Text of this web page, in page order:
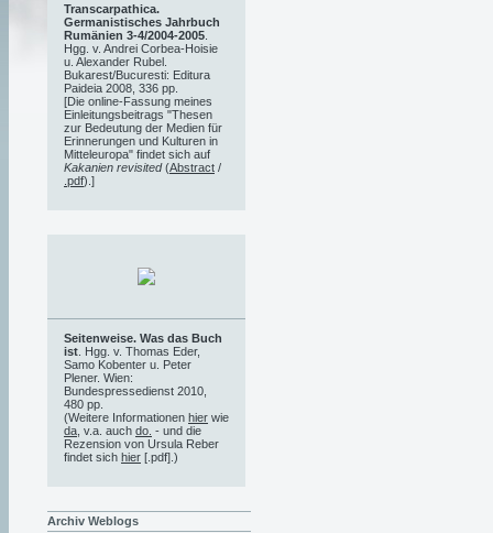
Transcarpathica.
Germanistisches Jahrbuch
Rumänien 3-4/2004-2005
Hgg. v. Andrei Corbea-Hoisie
u. Alexander Rubel.
Bukarest/Bucuresti: Editura
Paideia 2008, 336 pp.
[Die online-Fassung meines
Einleitungsbeitrags "Thesen
zur Bedeutung der Medien für
Erinnerungen und Kulturen in
Mitteleuropa" findet sich auf
Kakanien revisited(Abstract /
.pdf).]
Seitenweise. Was das Buch
ist . Hgg. v. Thomas Eder,
Samo Kobenter u. Peter
Plener. Wien:
Bundespressedienst 2010,
480 pp.
(Weitere Informationen hier wie
da , v.a. auch do. - und die
Rezension von Ursula Reber
findet sich hier [.pdf].)
Archiv Weblogs